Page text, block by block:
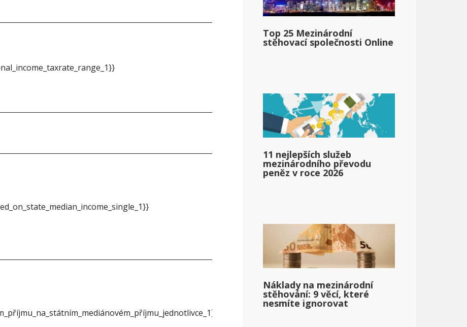
&dollar;91,010
Top 25 Mezinárodní
stěhovací společnosti Online
11 nejlepších služeb
mezinárodního převodu
peněz v roce 2026
Náklady na mezinárodní
stěhování: 9 věcí, které
nesmíte ignorovat